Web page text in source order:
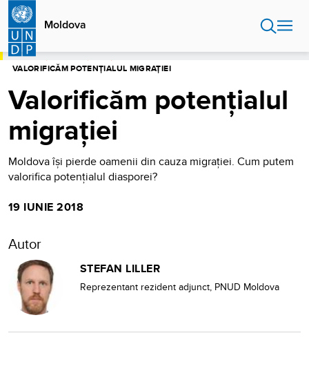
Sari
conținutul
principal
Moldova
ACASĂMOLDOVABLOG
VALORIFICĂM POTENȚIALUL MIGRAȚIEI
Valorificăm potențialul
migrației
Moldova își pierde oamenii din cauza migrației. Cum putem
valorifica potențialul diasporei?
19 IUNIE 2018
Autor
STEFAN LILLER
Reprezentant rezident adjunct, PNUD Moldova